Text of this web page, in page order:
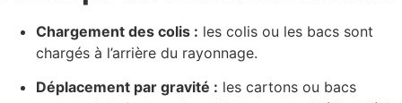
Chargement des colis : les colis ou les bacs sont
chargés à l’arrière du rayonnage.
Déplacement par gravité : les cartons ou bacs